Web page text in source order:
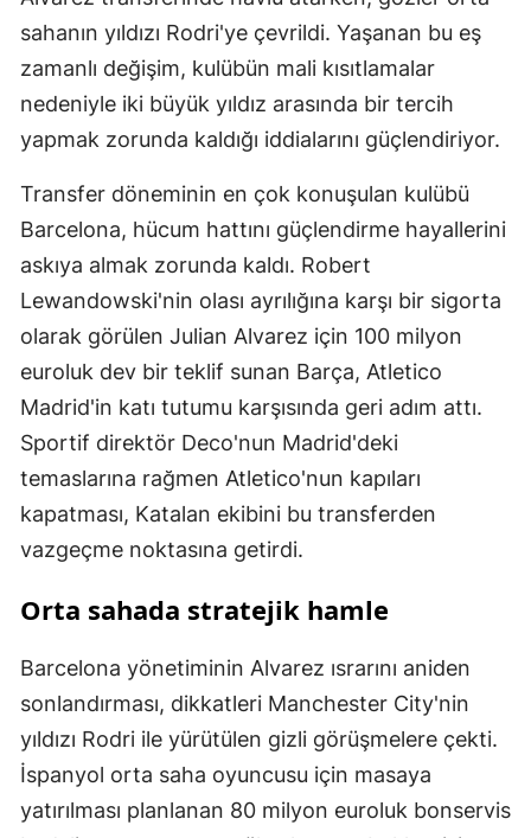
sahanın yıldızı Rodri'ye çevrildi. Yaşanan bu eş
zamanlı değişim, kulübün mali kısıtlamalar
nedeniyle iki büyük yıldız arasında bir tercih
yapmak zorunda kaldığı iddialarını güçlendiriyor.
Transfer döneminin en çok konuşulan kulübü
Barcelona, hücum hattını güçlendirme hayallerini
askıya almak zorunda kaldı. Robert
Lewandowski'nin olası ayrılığına karşı bir sigorta
olarak görülen Julian Alvarez için 100 milyon
euroluk dev bir teklif sunan Barça, Atletico
Madrid'in katı tutumu karşısında geri adım attı.
Sportif direktör Deco'nun Madrid'deki
temaslarına rağmen Atletico'nun kapıları
kapatması, Katalan ekibini bu transferden
vazgeçme noktasına getirdi.
Orta sahada stratejik hamle
Barcelona yönetiminin Alvarez ısrarını aniden
sonlandırması, dikkatleri Manchester City'nin
yıldızı Rodri ile yürütülen gizli görüşmelere çekti.
İspanyol orta saha oyuncusu için masaya
yatırılması planlanan 80 milyon euroluk bonservis